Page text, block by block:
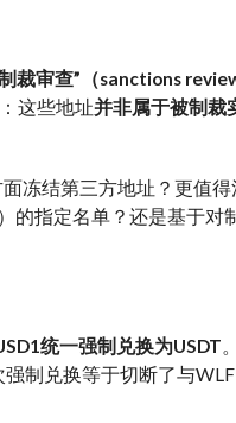
裁审查”（sanctions review
这些地址并非属于被制裁
冻结第三方地址？更值得
的指定名单？还是基于对
统一强制兑换为USDT
制兑换等于切断了与